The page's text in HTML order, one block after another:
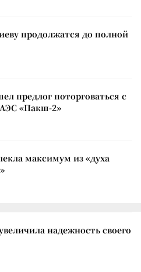
продолжатся до полной
предлог поторговаться с
«Пакш-2»
максимум из «духа
надежность своего